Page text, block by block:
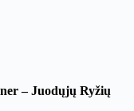
– Juodųjų Ryžių